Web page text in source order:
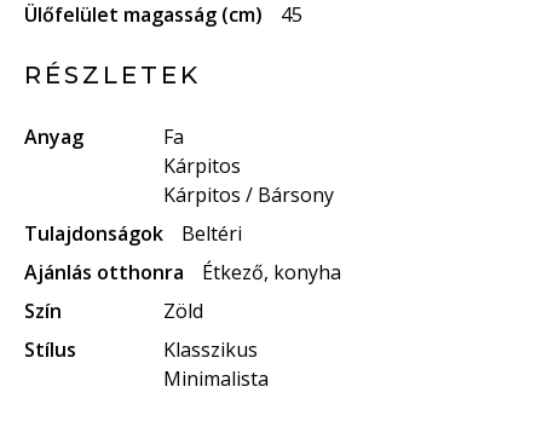
Ülőfelület magasság (cm)
45
RÉSZLETEK
Anyag
Fa
Kárpitos
Kárpitos / Bársony
Tulajdonságok
Beltéri
Ajánlás otthonra
Étkező, konyha
Szín
Zöld
Stílus
Klasszikus
Minimalista